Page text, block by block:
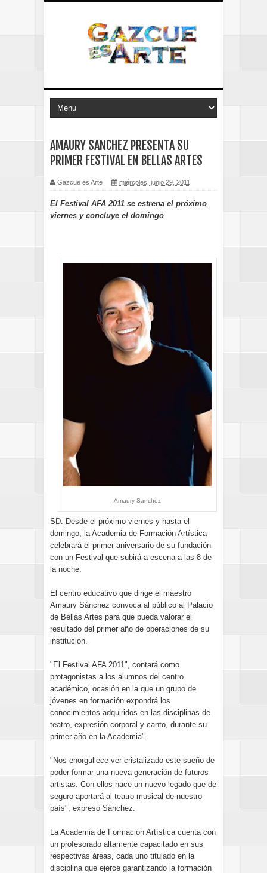
AMAURY SANCHEZ PRESENTA SU
PRIMER FESTIVAL EN BELLAS ARTES
Gazcue es Arte miércoles, junio 29, 2011
El Festival AFA 2011 se estrena el próximo
viernes y concluye el domingo
Amaury Sánchez
SD. Desde el próximo viernes y hasta el
domingo, la Academia de Formación Artística
celebrará el primer aniversario de su fundación
con un Festival que subirá a escena a las 8 de
la noche.
El centro educativo que dirige el maestro
Amaury Sánchez convoca al público al Palacio
de Bellas Artes para que pueda valorar el
resultado del primer año de operaciones de su
institución.
"El Festival AFA 2011", contará como
protagonistas a los alumnos del centro
académico, ocasión en la que un grupo de
jóvenes en formación expondrá los
conocimientos adquiridos en las disciplinas de
teatro, expresión corporal y canto, durante su
primer año en la Academia".
"Nos enorgullece ver cristalizado este sueño de
poder formar una nueva generación de futuros
artistas. Con ellos nace un nuevo legado que de
seguro aportará al teatro musical de nuestro
país", expresó Sánchez.
La Academia de Formación Artística cuenta con
un profesorado altamente capacitado en sus
respectivas áreas, cada uno titulado en la
disciplina que ejerce garantizando la formación